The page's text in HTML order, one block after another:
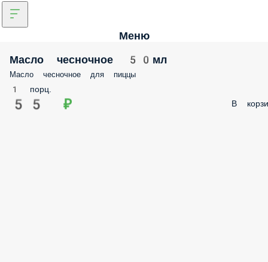
Меню
Масло чесночное 50мл
Масло чесночное для пиццы
1 порц.
55 ₽ В